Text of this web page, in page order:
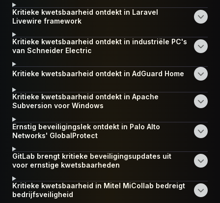
Kritieke kwetsbaarheid ontdekt in Laravel
Livewire framework
Kritieke kwetsbaarheid ontdekt in industriële PC's
van Schneider Electric
Kritieke kwetsbaarheid ontdekt in AdGuard Home
Kritieke kwetsbaarheid ontdekt in Apache
Subversion voor Windows
Ernstig beveiligingslek ontdekt in Palo Alto
Networks' GlobalProtect
GitLab brengt kritieke beveiligingsupdates uit
voor ernstige kwetsbaarheden
Kritieke kwetsbaarheid in Mitel MiCollab bedreigt
bedrijfsveiligheid